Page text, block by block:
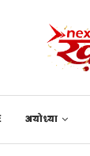
अयोध्या